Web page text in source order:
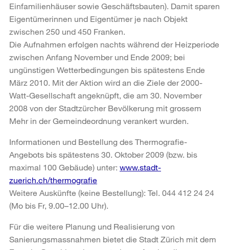
Einfamilienhäuser sowie Geschäftsbauten). Damit sparen
Eigentümerinnen und Eigentümer je nach Objekt
zwischen 250 und 450 Franken.
Die Aufnahmen erfolgen nachts während der Heizperiode
zwischen Anfang November und Ende 2009; bei
ungünstigen Wetterbedingungen bis spätestens Ende
März 2010. Mit der Aktion wird an die Ziele der 2000-
Watt-Gesellschaft angeknüpft, die am 30. November
2008 von der Stadtzürcher Bevölkerung mit grossem
Mehr in der Gemeindeordnung verankert wurden.
Informationen und Bestellung des Thermografie-
Angebots bis spätestens 30. Oktober 2009 (bzw. bis
maximal 100 Gebäude) unter: www.stadt-
zuerich.ch/thermografie
Weitere Auskünfte (keine Bestellung): Tel. 044 412 24 24
(Mo bis Fr, 9.00–12.00 Uhr).
Für die weitere Planung und Realisierung von
Sanierungsmassnahmen bietet die Stadt Zürich mit dem